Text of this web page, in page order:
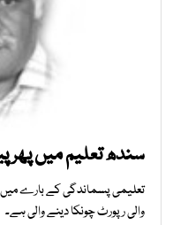
سندھ تعلیم میں پھر
تعلیمی پسماندگی کے بارے
والی رپورٹ چونکا دینے والی ہے۔